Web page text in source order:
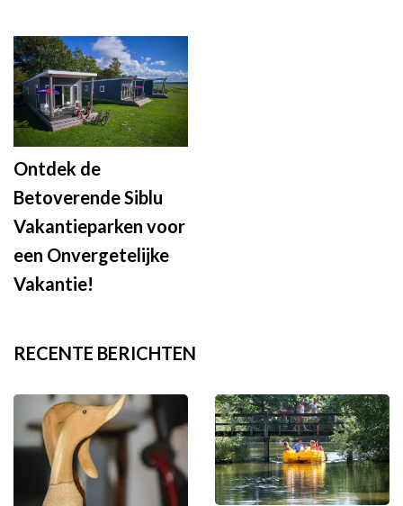
Ontdek de
Betoverende Siblu
Vakantieparken voor
een Onvergetelijke
Vakantie!
RECENTE BERICHTEN